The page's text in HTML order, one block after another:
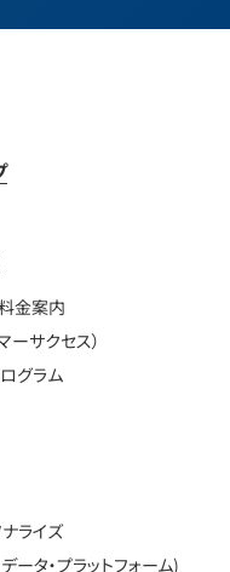
金案内
ーサクセス）
グラム
ナライズ
ータ・プラットフォーム)